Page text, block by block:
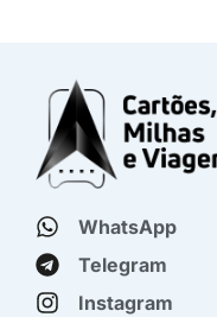
WhatsApp
Telegram
Instagram